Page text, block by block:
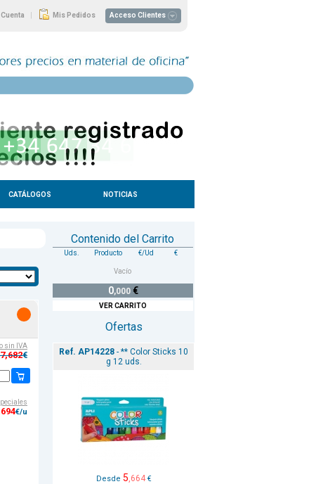
Cuenta | Mis Pedidos Acceso Clientes
CATÁLOGOS NOTICIAS
sin IVA
7,682€
€/u
Contenido del Carrito
Uds. Producto €/Ud €
Vacío
0,000€
VER CARRITO
Ofertas
Ref. AP14228 - ** Color Sticks 10
g 12 uds.
Desde 5,664€